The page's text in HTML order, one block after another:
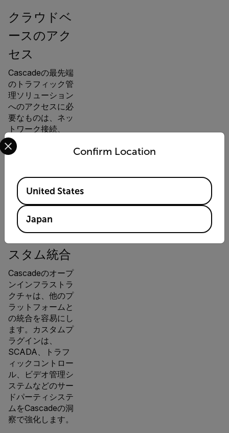
クラウドベ
ースのアク
セス
Cascadeの最先端
のトラフィック管
理ソリューション
へのアクセスに必
要なものは、ネッ
トワーク接続、
PC、ブラウザの
みです。
オープンデ
ザイン、カ
スタム統合
Cascadeのオープ
ンインフラストラ
クチャは、他のプ
ラットフォームと
の統合を容易にし
ます。カスタムプ
ラグインは、
SCADA、トラフ
ィックコントロー
ル、ビデオ管理シ
ステムなどのサー
ドパーティシステ
ムをCascadeの洞
察で強化します。
Confirm Location
Select your preferred country and language from the
Available Locations
United States
Japan